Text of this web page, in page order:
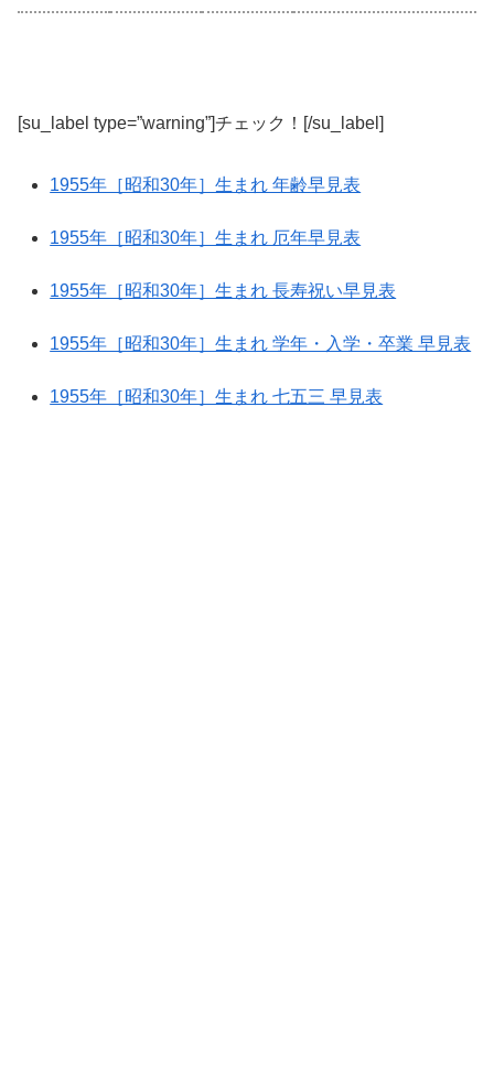
[su_label type=”warning”]チェック！[/su_label]
1955年［昭和30年］生まれ 年齢早見表
1955年［昭和30年］生まれ 厄年早見表
1955年［昭和30年］生まれ 長寿祝い早見表
1955年［昭和30年］生まれ 学年・入学・卒業 早見表
1955年［昭和30年］生まれ 七五三 早見表